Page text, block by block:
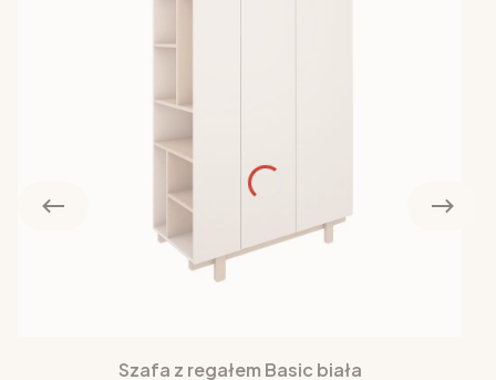
Szafa z regałem Basic biała